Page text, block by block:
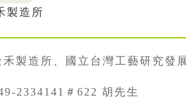
製造所
禾製造所、國立台灣工藝研究發
2334141＃622 胡先生